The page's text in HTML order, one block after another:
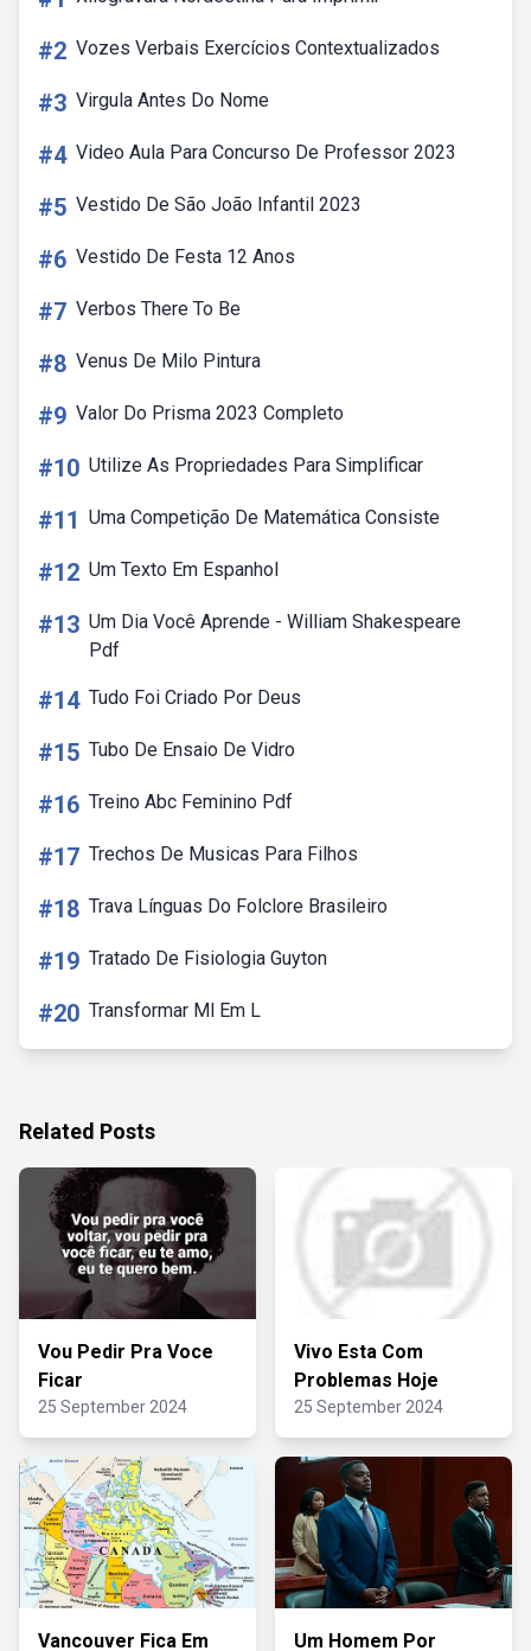
#2 Vozes Verbais Exercícios Contextualizados
#3 Virgula Antes Do Nome
#4 Video Aula Para Concurso De Professor 2023
#5 Vestido De São João Infantil 2023
#6 Vestido De Festa 12 Anos
#7 Verbos There To Be
#8 Venus De Milo Pintura
#9 Valor Do Prisma 2023 Completo
#10 Utilize As Propriedades Para Simplificar
#11 Uma Competição De Matemática Consiste
#12 Um Texto Em Espanhol
#13 Um Dia Você Aprende - William Shakespeare
Pdf
#14 Tudo Foi Criado Por Deus
#15 Tubo De Ensaio De Vidro
#16 Treino Abc Feminino Pdf
#17 Trechos De Musicas Para Filhos
#18 Trava Línguas Do Folclore Brasileiro
#19 Tratado De Fisiologia Guyton
#20 Transformar Ml Em L
Related Posts
Vou Pedir Pra Voce
Ficar
25 September 2024
Vivo Esta Com
Problemas Hoje
25 September 2024
Vancouver Fica Em Um Homem Por